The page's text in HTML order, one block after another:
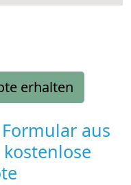
erhalten
aus